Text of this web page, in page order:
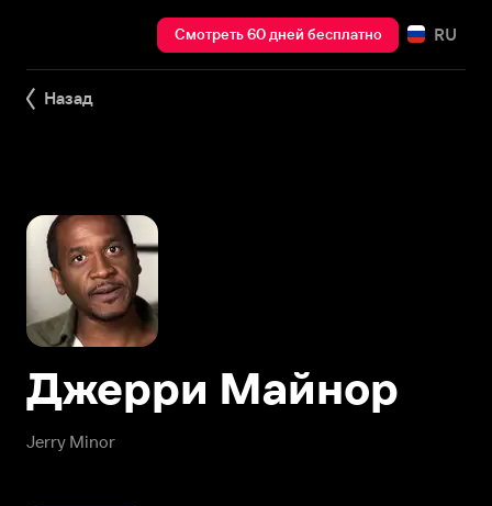
Смотреть 60 дней бесплатно RU
Назад
Jerry Minor
Джерри Майнор